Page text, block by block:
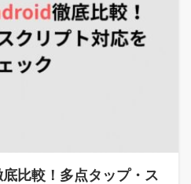
比較！多点タップ・ス